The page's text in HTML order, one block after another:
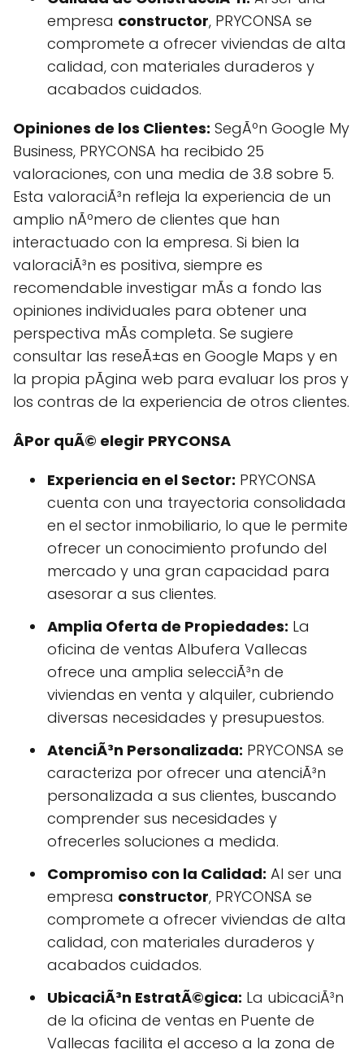
empresa constructor, PRYCONSA se
compromete a ofrecer viviendas de alta
calidad, con materiales duraderos y
acabados cuidados.
Opiniones de los Clientes: SegÃºn Google My
Business, PRYCONSA ha recibido 25
valoraciones, con una media de 3.8 sobre 5.
Esta valoraciÃ³n refleja la experiencia de un
amplio nÃºmero de clientes que han
interactuado con la empresa. Si bien la
valoraciÃ³n es positiva, siempre es
recomendable investigar mÃs a fondo las
opiniones individuales para obtener una
perspectiva mÃs completa. Se sugiere
consultar las reseÃ±as en Google Maps y en
la propia pÃgina web para evaluar los pros y
los contras de la experiencia de otros clientes.
ÂPor quÃ© elegir PRYCONSA
Experiencia en el Sector: PRYCONSA
cuenta con una trayectoria consolidada
en el sector inmobiliario, lo que le permite
ofrecer un conocimiento profundo del
mercado y una gran capacidad para
asesorar a sus clientes.
Amplia Oferta de Propiedades: La
oficina de ventas Albufera Vallecas
ofrece una amplia selecciÃ³n de
viviendas en venta y alquiler, cubriendo
diversas necesidades y presupuestos.
AtenciÃ³n Personalizada: PRYCONSA se
caracteriza por ofrecer una atenciÃ³n
personalizada a sus clientes, buscando
comprender sus necesidades y
ofrecerles soluciones a medida.
Compromiso con la Calidad: Al ser una
empresa constructor, PRYCONSA se
compromete a ofrecer viviendas de alta
calidad, con materiales duraderos y
acabados cuidados.
UbicaciÃ³n EstratÃ©gica: La ubicaciÃ³n
de la oficina de ventas en Puente de
Vallecas facilita el acceso a la zona de